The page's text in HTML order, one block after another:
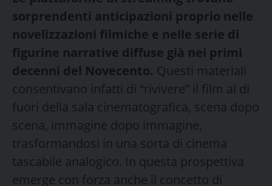
sorprendenti anticipazioni proprio nelle
novelizzazioni filmiche e nelle serie di
figurine narrative diffuse già nei primi
decenni del Novecento. Questi materiali
consentivano infatti di “rivivere” il film al di
fuori della sala cinematografica, scena dopo
scena, immagine dopo immagine,
trasformandosi in una sorta di cinema
tascabile analogico. In questa prospettiva
emerge con forza anche il concetto di